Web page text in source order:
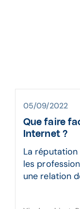
05/09/2022
Que faire
Internet ?
La
les
une relation